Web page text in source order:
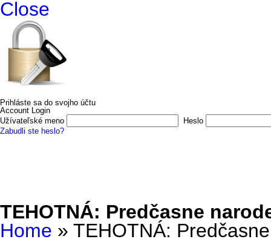
Close
Prihláste sa do svojho účtu
Account Login
Užívateľské meno
Heslo
Zabudli ste heslo?
TEHOTNÁ: Predčasne
Home » TEHOTNÁ: